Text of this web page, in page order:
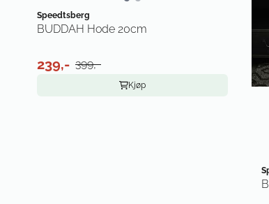
Speedtsberg
BUDDAH Hode 20cm
239,- 399,-
Kjøp